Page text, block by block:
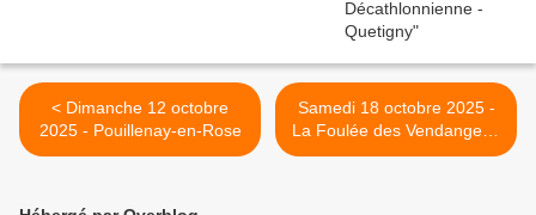
< Dimanche 12 octobre
2025 - Pouillenay-en-Rose
Samedi 18 octobre 2025 -
La Foulée des Vendanges -
Savigny-les-Beaune >